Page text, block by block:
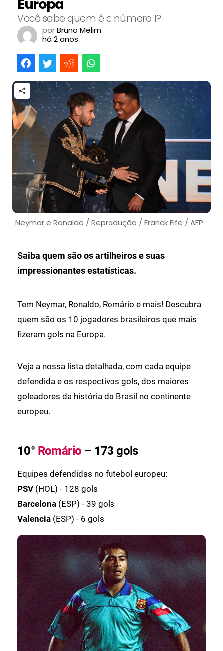
Europa
Você sabe quem é o número 1?
porBruno Melim
há 2 anos
Neymar e Ronaldo / Reprodução / Franck Fife / AFP
Saiba quem são os artilheiros e suas
impressionantes estatísticas.
Tem Neymar, Ronaldo, Romário e mais! Descubra
quem são os 10 jogadores brasileiros que mais
fizeram gols na Europa.
Veja a nossa lista detalhada, com cada equipe
defendida e os respectivos gols, dos maiores
goleadores da história do Brasil no continente
europeu.
10° Romário – 173 gols
Equipes defendidas no futebol europeu:
PSV (HOL) - 128 gols
Barcelona (ESP) - 39 gols
Valencia (ESP) - 6 gols